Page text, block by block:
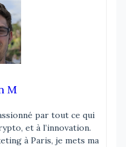
M
par tout ce qui
et à l’innovation.
à Paris, je mets ma